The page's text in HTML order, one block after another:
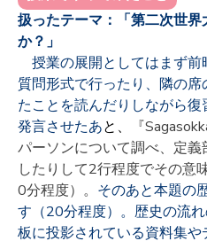
扱ったテーマ：「第二次世
か？」
授業の展開としてはまず前
質問形式で行ったり、隣の
たことを読んだりしながら復
発言させたあと、
『
パーソンについて調べ、定
したりして2行程度でその意
0分程度）。 そのあと本題の
す（20分程度）。歴史の流
板に投影されている資料集や